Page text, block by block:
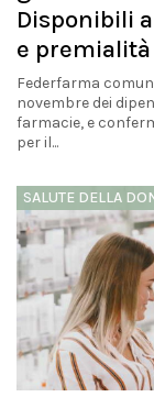
Disponibili
e premialità
Federfarma
novembre dei
farmacie, e
per il...
SALUTE DELLA